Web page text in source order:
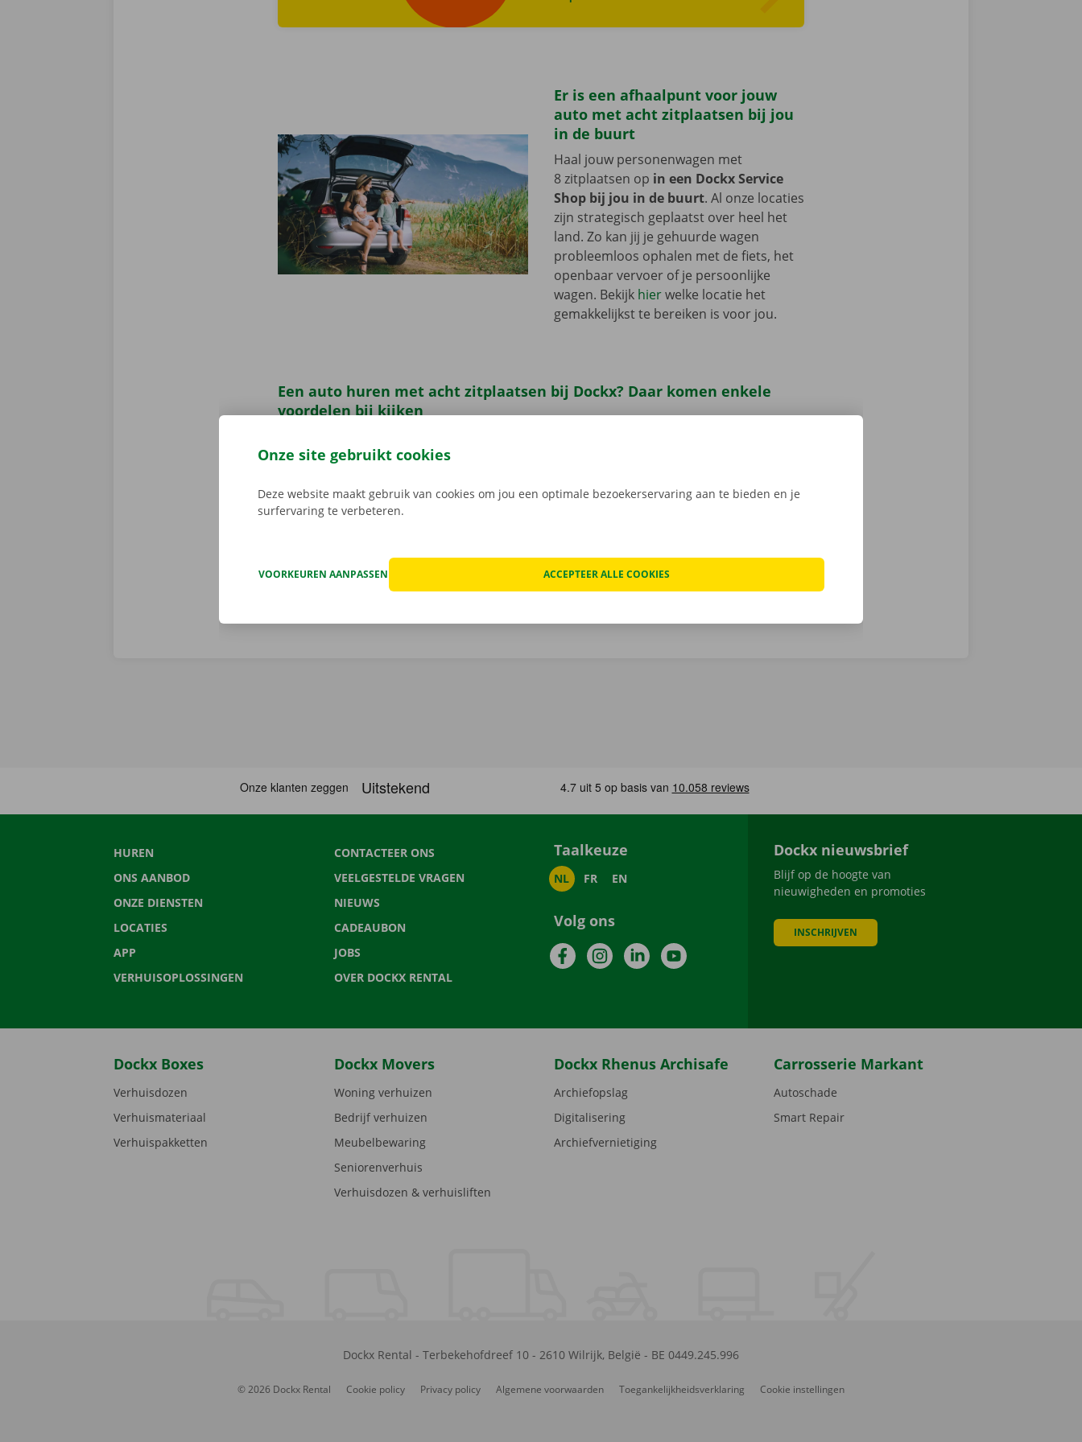
Er is een afhaalpunt voor jouw
auto met acht zitplaatsen bij jou
in de buurt
Haal jouw personenwagen met
8 zitplaatsen op in een Dockx Service
Shop bij jou in de buurt. Al onze locaties
zijn strategisch geplaatst over heel het
land. Zo kan jij je gehuurde wagen
probleemloos ophalen met de fiets, het
openbaar vervoer of je persoonlijke
wagen. Bekijk hierwelke locatie het
gemakkelijkst te bereiken is voor jou.
Een auto huren met acht zitplaatsen bij Dockx? Daar komen enkele
voordelen bij kijken
Naast transparante prijzen bevat je huurcontract namelijk enkele voordelen. Zo zijn we
Daarnaast bieden we een digitale schaderegistratie aan: zo zal je nooit
verantwoordelijk zijn voor schade die eerder berokkend is. Ontdek wat er exact wél en
HUREN
ONS AANBOD
ONZE DIENSTEN
LOCATIES
APP
VERHUISOPLOSSINGEN
CONTACTEER ONS
VEELGESTELDE VRAGEN
NIEUWS
CADEAUBON
JOBS
OVER DOCKX RENTAL
Taalkeuze
NL FR EN
Volg ons
FacebookInstagramLinkedInYouTube
Dockx nieuwsbrief
Blijf op de hoogte van
nieuwigheden en promoties
INSCHRIJVEN
Dockx Boxes
Verhuisdozen
Verhuismateriaal
Verhuispakketten
Dockx Movers
Woning verhuizen
Bedrijf verhuizen
Meubelbewaring
Seniorenverhuis
Verhuisdozen & verhuisliften
Dockx Rhenus Archisafe
Archiefopslag
Digitalisering
Archiefvernietiging
Carrosserie Markant
Autoschade
Smart Repair
Dockx Rental - Terbekehofdreef 10- 2610 Wilrijk, België - BE 0449.245.996
© 2026 Dockx Rental Cookie policy Privacy policy Algemene voorwaarden Toegankelijkheidsverklaring Cookie instellingen
Onze site gebruikt cookies
Deze website maakt gebruik van cookies om jou een optimale bezoekerservaring aan te bieden en je
surfervaring te verbeteren.
VOORKEUREN AANPASSEN ACCEPTEER ALLE COOKIES